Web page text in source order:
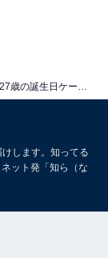
します。知ってる
ット発「知ら（な